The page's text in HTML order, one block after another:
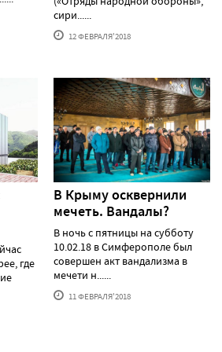
сири......
12 ФЕВРАЛЯ'2018
где
В Крыму осквернили
мечеть. Вандалы?
В ночь с пятницы на субботу
10.02.18 в Симферополе был
совершен акт вандализма в
мечети н......
11 ФЕВРАЛЯ'2018